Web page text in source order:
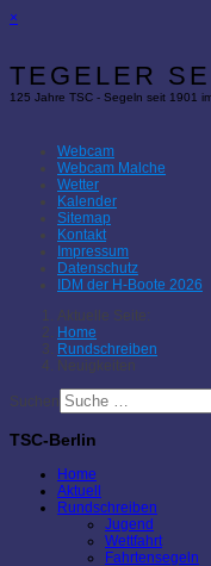
×
TEGELER
125 Jahre TSC - Segeln seit 1901
Webcam
Webcam Malche
Wetter
Kalender
Sitemap
Kontakt
Impressum
Datenschutz
IDM der H-Boote 2026
Aktuelle Seite:
Home
Rundschreiben
Neuigkeiten
Suchen
TSC-Berlin
Home
Aktuell
Rundschreiben
Jugend
Wettfahrt
Fahrtensegeln